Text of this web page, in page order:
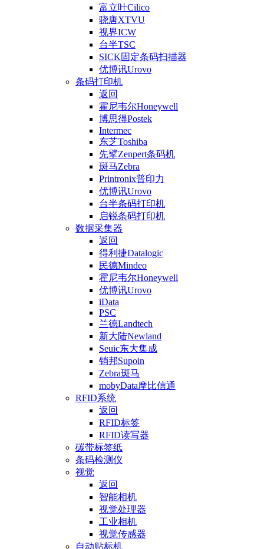
富立叶Cilico
骁唐XTVU
视界ICW
台半TSC
SICK固定条码扫描器
优博讯Urovo
条码打印机
返回
霍尼韦尔Honeywell
博思得Postek
Intermec
东芝Toshiba
先擘Zenpert条码机
斑马Zebra
Printronix普印力
优博讯Urovo
台半条码打印机
启锐条码打印机
数据采集器
返回
得利捷Datalogic
民德Mindeo
霍尼韦尔Honeywell
优博讯Urovo
iData
PSC
兰德Landtech
新大陆Newland
Seuic东大集成
销邦Supoin
Zebra斑马
mobyData摩比信通
RFID系统
返回
RFID标签
RFID读写器
碳带标签纸
条码检测仪
视觉
返回
智能相机
视觉处理器
工业相机
视觉传感器
自动贴标机